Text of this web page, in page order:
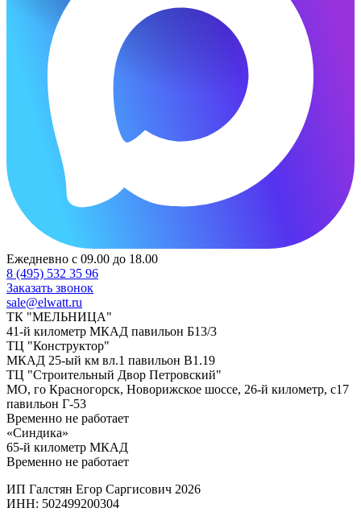
Ежедневно с 09.00 до 18.00
8 (495) 532 35 96
Заказать звонок
sale@elwatt.ru
ТК "МЕЛЬНИЦА"
41-й километр МКАД павильон Б13/3
ТЦ "Конструктор"
МКАД 25-ый км вл.1 павильон В1.19
ТЦ "Строительный Двор Петровский"
МО, го Красногорск, Новорижское шоссе, 26-й километр, с17
павильон Г-53
Временно не работает
«Синдика»
65-й километр МКАД
Временно не работает
ИП Галстян Егор Саргисович 2026
ИНН: 502499200304